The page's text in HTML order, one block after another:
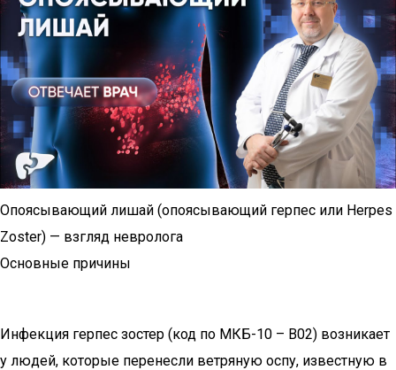
Опоясывающий лишай (опоясывающий герпес или Herpes
Zoster) — взгляд невролога
Основные причины
Инфекция герпес зостер (код по МКБ-10 – В02) возникает
у людей, которые перенесли ветряную оспу, известную в